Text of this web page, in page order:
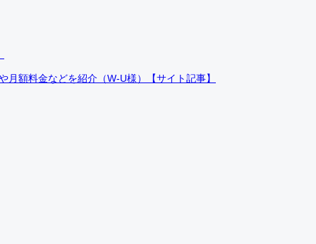
額料金などを紹介（W-U様）【サイト記事】